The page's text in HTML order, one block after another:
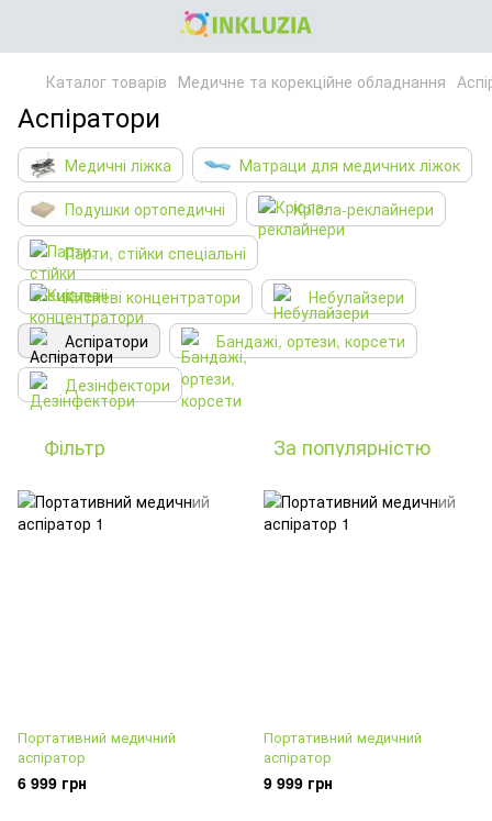
Каталог товарів Медичне та корекційне обладнання
Аспіратори
Медичні ліжка
Матраци для медичних ліжок
Подушки ортопедичні
Крісла-реклайнери
Парти, стійки спеціальні
Кисневі концентратори
Небулайзери
Аспіратори
Бандажі, ортези, корсети
Дезінфектори
Фільтр За популярністю
Портативний медичний
аспіратор
6 999 грн
Портативний медичний
аспіратор
9 999 грн